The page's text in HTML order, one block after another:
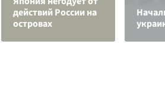
действий России на
островах